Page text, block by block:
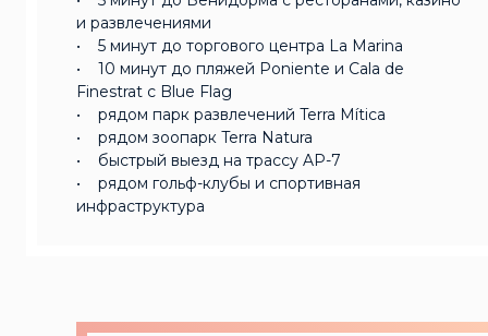
и развлечениями
• 5 минут до торгового центра La Marina
• 10 минут до пляжей Poniente и Cala de
Finestrat с Blue Flag
• рядом парк развлечений Terra Mítica
• рядом зоопарк Terra Natura
• быстрый выезд на трассу AP-7
• рядом гольф-клубы и спортивная
инфраструктура